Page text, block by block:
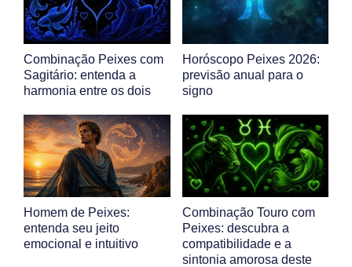
Combinação Peixes com
Sagitário: entenda a
harmonia entre os dois
Horóscopo Peixes 2026:
previsão anual para o
signo
Homem de Peixes:
entenda seu jeito
emocional e intuitivo
Combinação Touro com
Peixes: descubra a
compatibilidade e a
sintonia amorosa deste